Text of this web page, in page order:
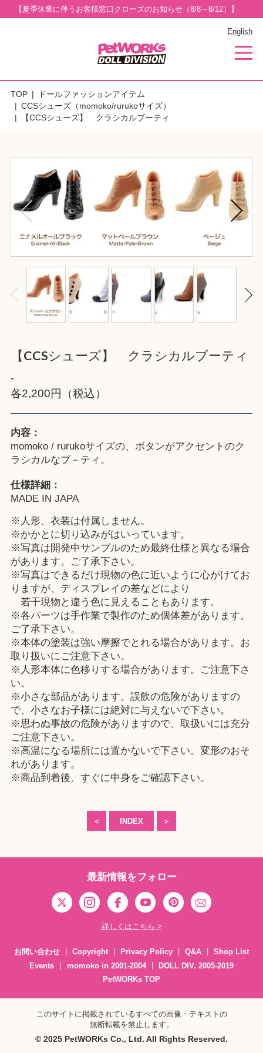
【夏季休業に伴うお客様窓口クローズのお知らせ（8/8～8/12）】
English
TOP
ドールファッションアイテム
CCSシューズ（momoko/rurukoサイズ）
【CCSシューズ】 クラシカルブーティ
【CCSシューズ】 クラシカルブーティ
-
各2,200円（税込）
内容：
momoko / rurukoサイズの、ボタンがアクセントのク
ラシカルなブ－ティ。
仕様詳細：
MADE IN JAPA
※人形、衣装は付属しません。
※かかとに切り込みがはいっています。
※写真は開発中サンプルのため最終仕様と異なる場合
があります。ご了承下さい。
※写真はできるだけ現物の色に近いように心がけてお
りますが、ディスプレイの差などにより
若干現物と違う色に見えることもあります。
※各パーツは手作業で製作のため個体差があります。
ご了承下さい。
※本体の塗装は強い摩擦でとれる場合があります。お
取り扱いにご注意下さい。
※人形本体に色移りする場合があります。ご注意下さ
い。
※小さな部品があります。誤飲の危険がありますの
で、小さなお子様には絶対に与えないで下さい。
※思わぬ事故の危険がありますので、取扱いには充分
ご注意下さい。
※高温になる場所には置かないで下さい。変形のおそ
れがあります。
※商品到着後、すぐに中身をご確認下さい。
＜ INDEX ＞
最新情報をフォロー
詳しくはこちら >
お問い合わせ Copyright Privacy Policy Q&A
Shop List
Events
momoko in 2001-2004
DOLL DIV. 2005-2019
PetWORKs TOP
このサイトに掲載されているすべての画像・テキストの
無断転載を禁止します。
© 2025 PetWORKs Co., Ltd. All Rights Reserved.